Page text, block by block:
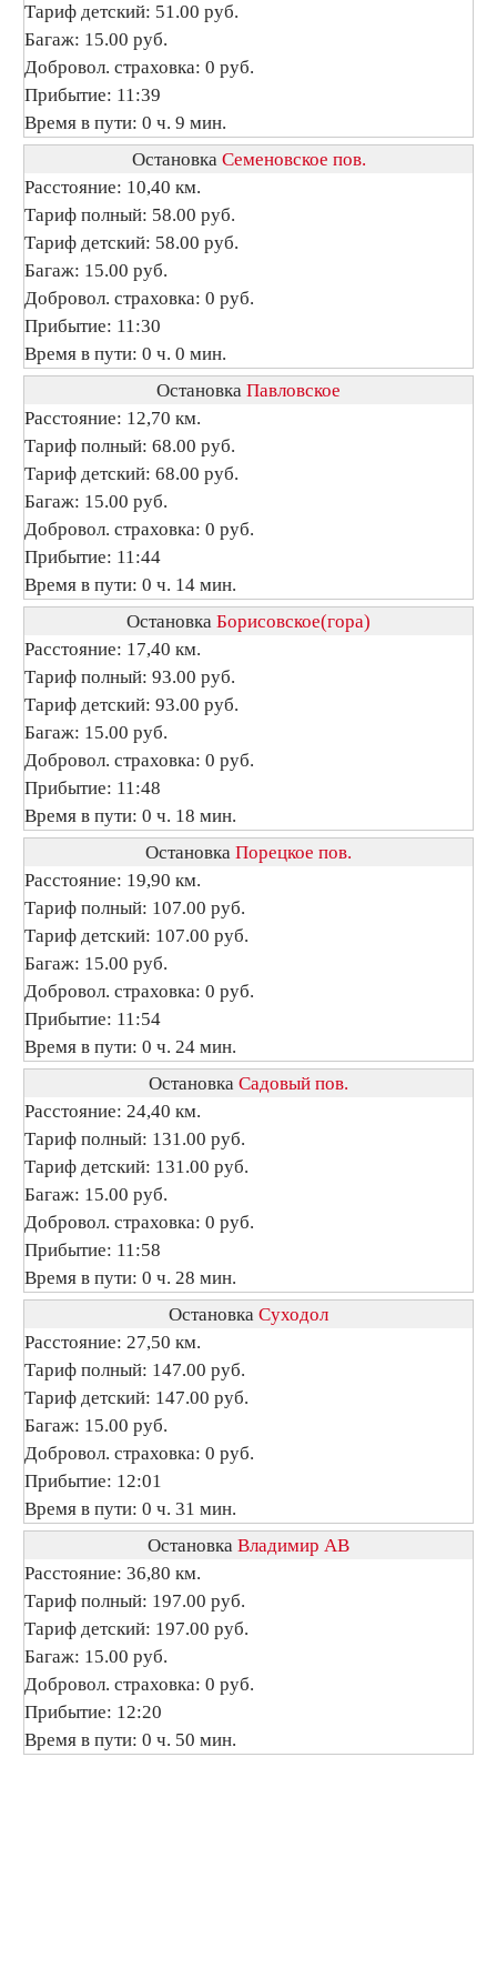
Тариф детский: 51.00 руб.
Багаж: 15.00 руб.
Добровол. страховка: 0 руб.
Прибытие: 11:39
Время в пути: 0 ч. 9 мин.
Остановка Семеновское пов.
Расстояние: 10,40 км.
Тариф полный: 58.00 руб.
Тариф детский: 58.00 руб.
Багаж: 15.00 руб.
Добровол. страховка: 0 руб.
Прибытие: 11:30
Время в пути: 0 ч. 0 мин.
Остановка Павловское
Расстояние: 12,70 км.
Тариф полный: 68.00 руб.
Тариф детский: 68.00 руб.
Багаж: 15.00 руб.
Добровол. страховка: 0 руб.
Прибытие: 11:44
Время в пути: 0 ч. 14 мин.
Остановка Борисовское(гора)
Расстояние: 17,40 км.
Тариф полный: 93.00 руб.
Тариф детский: 93.00 руб.
Багаж: 15.00 руб.
Добровол. страховка: 0 руб.
Прибытие: 11:48
Время в пути: 0 ч. 18 мин.
Остановка Порецкое пов.
Расстояние: 19,90 км.
Тариф полный: 107.00 руб.
Тариф детский: 107.00 руб.
Багаж: 15.00 руб.
Добровол. страховка: 0 руб.
Прибытие: 11:54
Время в пути: 0 ч. 24 мин.
Остановка Садовый пов.
Расстояние: 24,40 км.
Тариф полный: 131.00 руб.
Тариф детский: 131.00 руб.
Багаж: 15.00 руб.
Добровол. страховка: 0 руб.
Прибытие: 11:58
Время в пути: 0 ч. 28 мин.
Остановка Суходол
Расстояние: 27,50 км.
Тариф полный: 147.00 руб.
Тариф детский: 147.00 руб.
Багаж: 15.00 руб.
Добровол. страховка: 0 руб.
Прибытие: 12:01
Время в пути: 0 ч. 31 мин.
Остановка Владимир АВ
Расстояние: 36,80 км.
Тариф полный: 197.00 руб.
Тариф детский: 197.00 руб.
Багаж: 15.00 руб.
Добровол. страховка: 0 руб.
Прибытие: 12:20
Время в пути: 0 ч. 50 мин.